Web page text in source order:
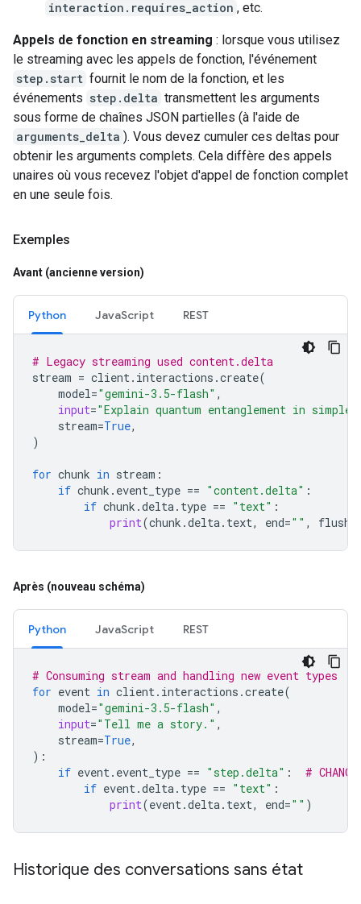
interaction.requires_action , etc.
Appels de fonction en streaming : lorsque vous utilisez
le streaming avec les appels de fonction, l'événement
step.start fournit le nom de la fonction, et les
événements step.delta transmettent les arguments
sous forme de chaînes JSON partielles (à l'aide de
arguments_delta ). Vous devez cumuler ces deltas pour
obtenir les arguments complets. Cela diffère des appels
unaires où vous recevez l'objet d'appel de fonction complet
en une seule fois.
Exemples
Avant (ancienne version)
Python JavaScript REST
# Legacy streaming used content.delta
stream = client. interactions .create(
model="gemini-3.5-flash" ,
input="Explain quantum entanglement in simple
stream=True,
)
for chunk in stream :
if chunk . event_type == "content.delta" :
if chunk .delta. type == "text" :
print(chunk .delta. text, end="" , flush
Après (nouveau schéma)
Python JavaScript REST
# Consuming stream and handling new event types
for event in client. interactions .create(
model="gemini-3.5-flash" ,
input="Tell me a story." ,
stream=True,
):
if event. event_type == "step.delta" :
#
if event.delta. type == "text" :
print(event.delta. text, end="" )
Historique des conversations sans état